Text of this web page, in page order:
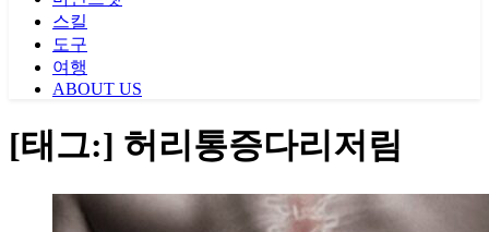
스킬
도구
여행
ABOUT US
[태그:] 허리통증다리저림